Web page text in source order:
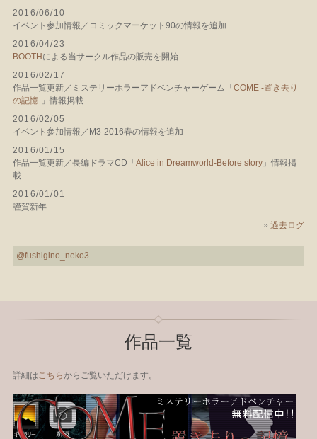
2016/06/10
イベント参加情報／コミックマーケット90の情報を追加
2016/04/23
BOOTHによる当サークル作品の販売を開始
2016/02/17
作品一覧更新／ミステリーホラーアドベンチャーゲーム「COME -置き去り
の記憶-」情報掲載
2016/02/05
イベント参加情報／M3-2016春の情報を追加
2016/01/15
作品一覧更新／長編ドラマCD「Alice in Dreamworld-Before story」情報掲
載
2016/01/01
謹賀新年
»過去ログ
@fushigino_neko3
作品一覧
詳細はこちらからご覧いただけます。